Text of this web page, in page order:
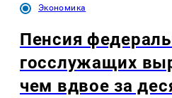
Экономика
Пенсия
госслужащих
чем вдвое за